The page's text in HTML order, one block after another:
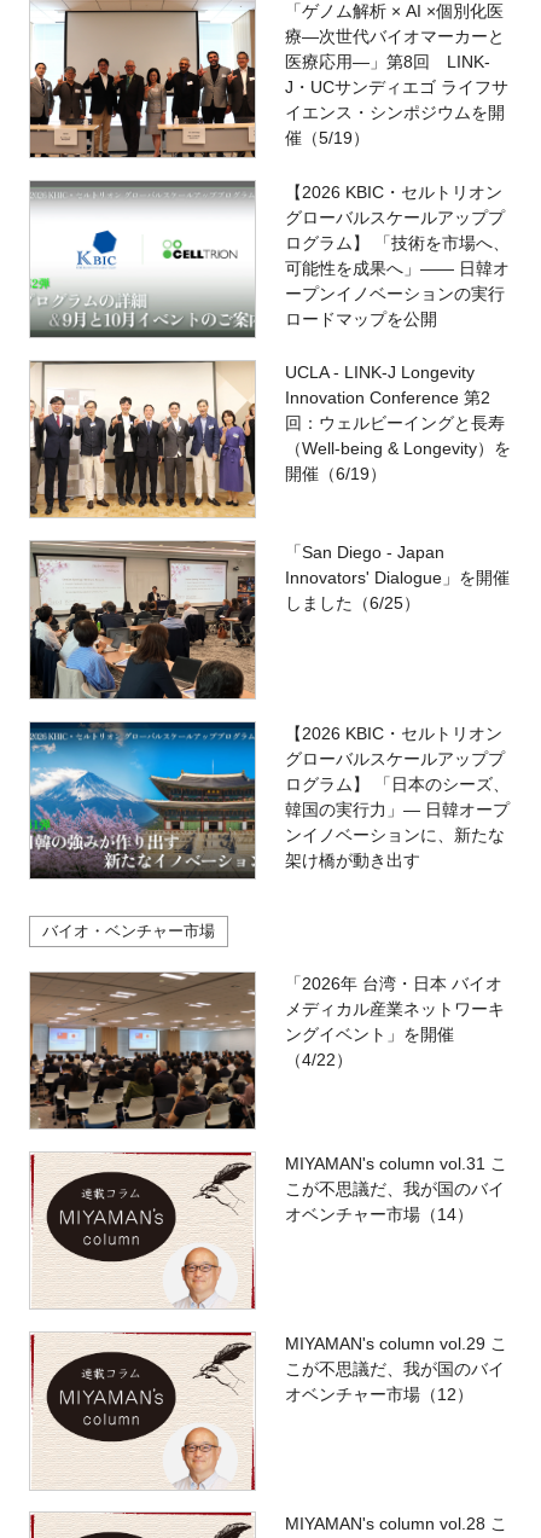
「ゲノム解析 × AI ×個別化医
療―次世代バイオマーカーと
医療応用―」第8回 LINK-
J・UCサンディエゴ ライフサ
イエンス・シンポジウムを開
催（5/19）
【2026 KBIC・セルトリオン
グローバルスケールアッププ
ログラム】 「技術を市場へ、
可能性を成果へ」―― 日韓オ
ープンイノベーションの実行
ロードマップを公開
UCLA - LINK-J Longevity
Innovation Conference 第2
回：ウェルビーイングと長寿
（Well-being & Longevity）を
開催（6/19）
「San Diego - Japan
Innovators' Dialogue」を開催
しました（6/25）
【2026 KBIC・セルトリオン
グローバルスケールアッププ
ログラム】 「日本のシーズ、
韓国の実行力」― 日韓オープ
ンイノベーションに、新たな
架け橋が動き出す
バイオ・ベンチャー市場
「2026年 台湾・日本 バイオ
メディカル産業ネットワーキ
ングイベント」を開催
（4/22）
MIYAMAN's column vol.31 こ
こが不思議だ、我が国のバイ
オベンチャー市場（14）
MIYAMAN's column vol.29 こ
こが不思議だ、我が国のバイ
オベンチャー市場（12）
MIYAMAN's column vol.28 こ